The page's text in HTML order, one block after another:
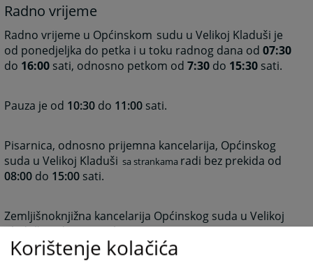
Radno vrijeme
Radno vrijeme u Općinskom sudu u Velikoj Kladuši je
od ponedjeljka do petka i u toku radnog dana od07:30
do 16:00 sati, odnosno petkom od7:30 do 15:30 sati.
Pauza je od 10:30 do 11:00 sati.
Pisarnica, odnosno prijemna kancelarija, Općinskog
suda u Velikoj Kladuši sa strankama radi bez prekida od
08:00 do 15:00 sati.
Zemljišnoknjižna kancelarija Općinskog suda u Velikoj
Kladuši radi sa strankama
12:00sati .
Korištenje kolačića